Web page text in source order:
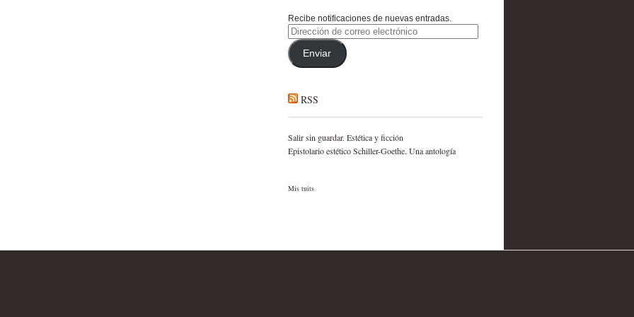
Recibe notificaciones de nuevas entradas.
Dirección
de
correo
electrónico
Enviar
RSS
Salir sin guardar. Estética y ficción
Epistolario estético Schiller-Goethe. Una antología
Mis tuits